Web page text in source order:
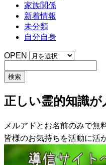
家族関係
新着情報
未分類
自分自身
OPEN
正しい霊的知識が
メルアドとお名前のみで無
皆様のお気持ちを活動に活